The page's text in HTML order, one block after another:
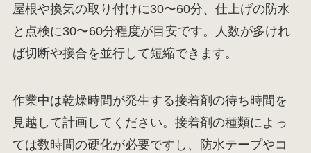
屋根や換気の取り付けに30〜60分、仕上げの防水
と点検に30〜60分程度が目安です。人数が多けれ
ば切断や接合を並行して短縮できます。
作業中は乾燥時間が発生する接着剤の待ち時間を
見越して計画してください。接着剤の種類によっ
ては数時間の硬化が必要ですし、防水テープやコ